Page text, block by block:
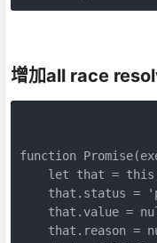
增加all race
function
let that =
that.status =
that.value =
that.reason =